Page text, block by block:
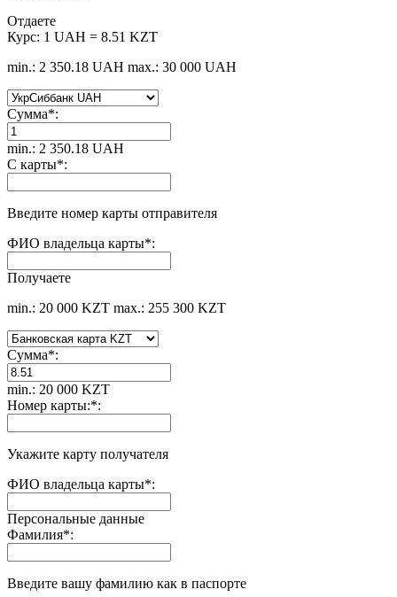
Отдаете
Курс: 1 UAH = 8.51 KZT
min.: 2 350.18 UAH max.: 30 000 UAH
Сумма*:
min.: 2 350.18 UAH
C карты*:
Введите номер карты отправителя
ФИО владельца карты*:
Получаете
min.: 20 000 KZT max.: 255 300 KZT
Сумма*:
min.: 20 000 KZT
Номер карты:*:
Укажите карту получателя
ФИО владельца карты*:
Персональные данные
Фамилия*:
Введите вашу фамилию как в паспорте